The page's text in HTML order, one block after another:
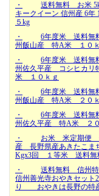
・
送料無料 お米
キークイーン 信州産 6年
５kg
・
6年度米 送料
州飯山産 特A米 １０
・
6年度米 送料
州佐久平産 コシヒカリ
米 １０ｋｇ
・
6年度米 送料
州飯山産 特A米 ２０
・
6年度米 送料
州佐久平産 特A米 ２０
・
お米 米定期便
産 長野県産あきたこま
Kgx3回 １等米 送料無
・
送料無料 信州
信州善光寺おやきセット
り おやきは長野の特